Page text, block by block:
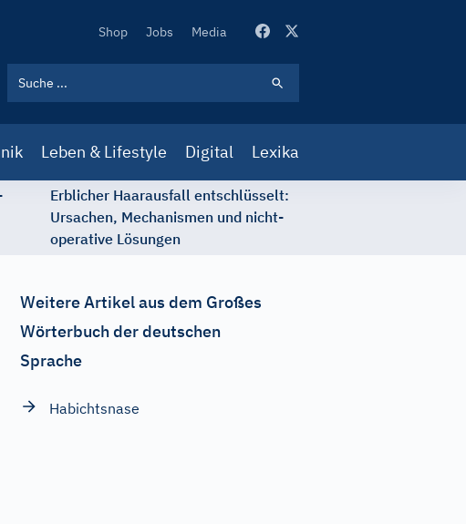
Secondary
Shop Jobs Media
Leben & Lifestyle Digital Lexika
Erblicher Haarausfall entschlüsselt:
Ursachen, Mechanismen und nicht-
operative Lösungen
Weitere Artikel aus dem Großes
Wörterbuch der deutschen
Sprache
Habichtsnase